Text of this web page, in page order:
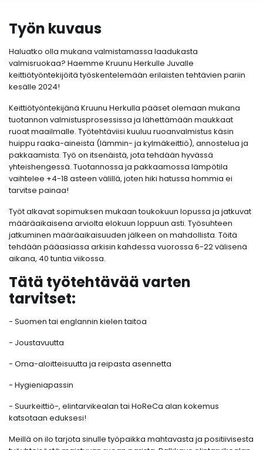
Työn kuvaus
Haluatko olla mukana valmistamassa laadukasta
valmisruokaa? Haemme Kruunu Herkulle Juvalle
keittiötyöntekijöitä työskentelemään erilaisten tehtävien pariin
kesälle 2024!
Keittiötyöntekijänä Kruunu Herkulla pääset olemaan mukana
tuotannon valmistusprosessissa ja lähettämään maukkaat
ruoat maailmalle. Työtehtäviisi kuuluu ruoanvalmistus käsin
huippu raaka-aineista (lämmin- ja kylmäkeittiö), annostelua ja
pakkaamista. Työ on itsenäistä, jota tehdään hyvässä
yhteishengessä. Tuotannossa ja pakkaamossa lämpötila
vaihtelee +4-18 asteen välillä, joten hiki hatussa hommia ei
tarvitse painaa!
Työt alkavat sopimuksen mukaan toukokuun lopussa ja jatkuvat
määräaikaisena arviolta elokuun loppuun asti. Työsuhteen
jatkuminen määräaikaisuuden jälkeen on mahdollista. Töitä
tehdään pääasiassa arkisin kahdessa vuorossa 6-22 välisenä
aikana, 40 tuntia viikossa.
Tätä työtehtävää varten
tarvitset:
- Suomen tai englannin kielen taitoa
- Joustavuutta
- Oma-aloitteisuutta ja reipasta asennetta
- Hygieniapassin
- Suurkeittiö-, elintarvikealan tai HoReCa alan kokemus
katsotaan eduksesi!
Meillä on ilo tarjota sinulle työpaikka mahtavasta ja positiivisesta